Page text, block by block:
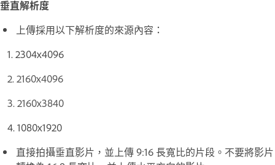
垂直解析度
上傳採用以下解析度的來源內容：
1. 2304x4096
2. 2160x4096
3. 2160x3840
4. 1080x1920
直接拍攝垂直影片，並上傳 9:16 長寬比的片段。不要將影片